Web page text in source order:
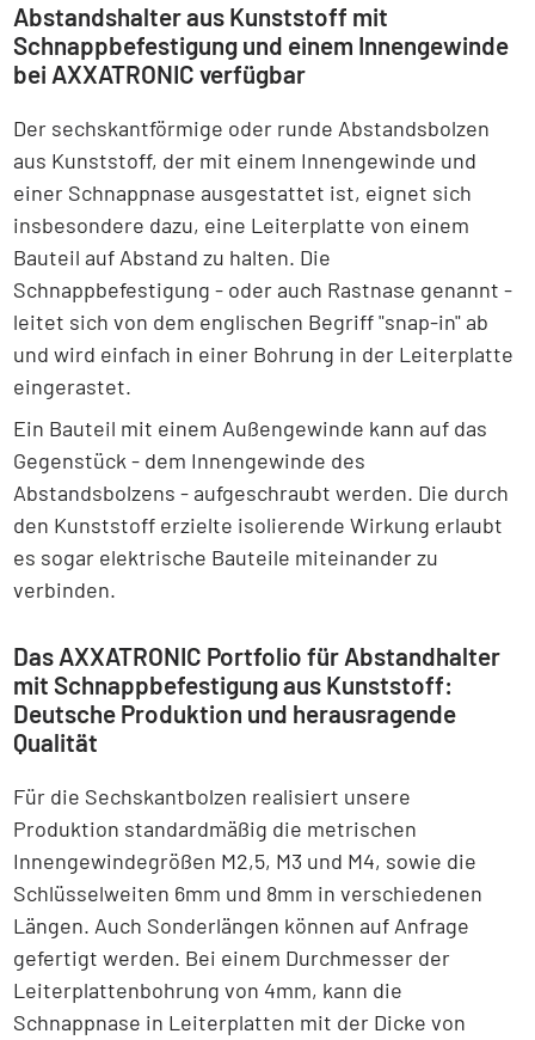
Abstandshalter aus Kunststoff mit
Schnappbefestigung und einem Innengewinde
bei AXXATRONIC verfügbar
Der sechskantförmige oder runde Abstandsbolzen
aus Kunststoff, der mit einem Innengewinde und
einer Schnappnase ausgestattet ist, eignet sich
insbesondere dazu, eine Leiterplatte von einem
Bauteil auf Abstand zu halten. Die
Schnappbefestigung - oder auch Rastnase genannt -
leitet sich von dem englischen Begriff "snap-in" ab
und wird einfach in einer Bohrung in der Leiterplatte
eingerastet.
Ein Bauteil mit einem Außengewinde kann auf das
Gegenstück - dem Innengewinde des
Abstandsbolzens - aufgeschraubt werden. Die durch
den Kunststoff erzielte isolierende Wirkung erlaubt
es sogar elektrische Bauteile miteinander zu
verbinden.
Das AXXATRONIC Portfolio für Abstandhalter
mit Schnappbefestigung aus Kunststoff:
Deutsche Produktion und herausragende
Qualität
Für die Sechskantbolzen realisiert unsere
Produktion standardmäßig die metrischen
Innengewindegrößen M2,5, M3 und M4, sowie die
Schlüsselweiten 6mm und 8mm in verschiedenen
Längen. Auch Sonderlängen können auf Anfrage
gefertigt werden. Bei einem Durchmesser der
Leiterplattenbohrung von 4mm, kann die
Schnappnase in Leiterplatten mit der Dicke von